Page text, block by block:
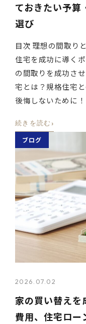
ておきたい予算
選び
目次 理想の間取り
住宅を成功に導く
の間取りを成功さ
宅とは？規格住宅
後悔しないために
続きを読む ›
ブログ
2026.07.02
家の買い替え
費用、住宅ロー